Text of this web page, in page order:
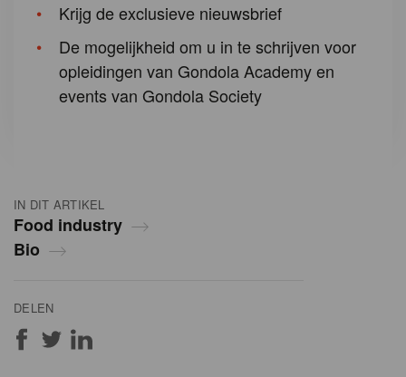
IN DIT ARTIKEL
Food industry
Bio
DELEN
Krijg de exclusieve nieuwsbrief
De mogelijkheid om u in te schrijven voor
opleidingen van Gondola Academy en
events van Gondola Society